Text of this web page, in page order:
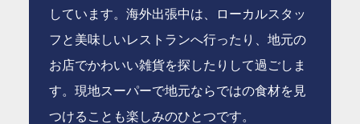
しています。海外出張中は、ローカルスタッ
フと美味しいレストランへ行ったり、地元の
お店でかわいい雑貨を探したりして過ごしま
す。現地スーパーで地元ならではの食材を見
つけることも楽しみのひとつです。